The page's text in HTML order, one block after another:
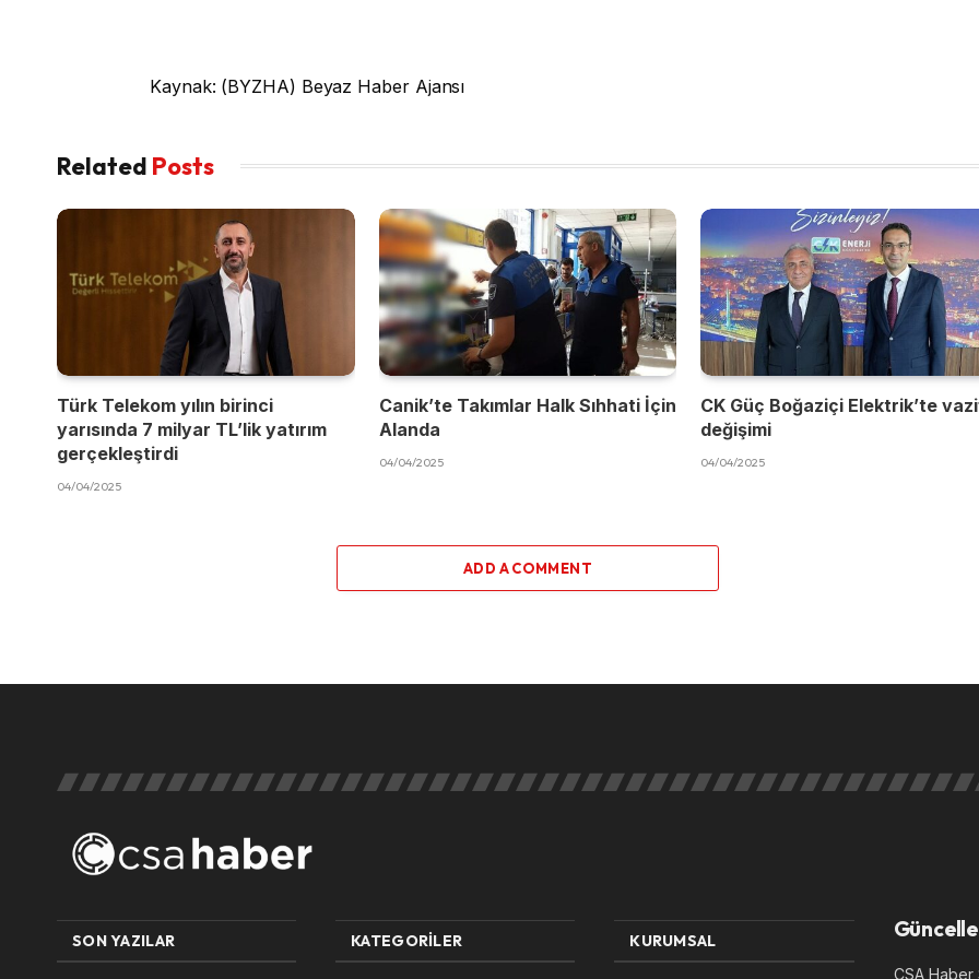
Kaynak: (BYZHA) Beyaz Haber Ajansı
Related Posts
Türk Telekom yılın birinci
yarısında 7 milyar TL’lik yatırım
gerçekleştirdi
04/04/2025
Canik’te Takımlar Halk Sıhhati İçin
Alanda
04/04/2025
CK Güç Boğaziçi Elektrik’te
değişimi
04/04/2025
ADD A COMMENT
SON YAZILAR KATEGORILER KURUMSAL
CSA